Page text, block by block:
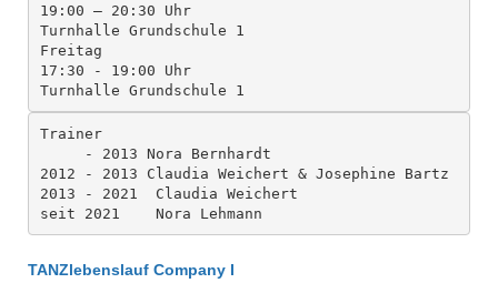
19:00 – 20:30 Uhr
Turnhalle Grundschule 1
Freitag
17:30 - 19:00 Uhr
Trainer
     - 2013 Nora Bernhardt
2012 - 2013 Claudia Weichert & Josephine Bartz
2013 - 2021  Claudia Weichert
seit 2021    Nora Lehmann
TANZlebenslauf Company I